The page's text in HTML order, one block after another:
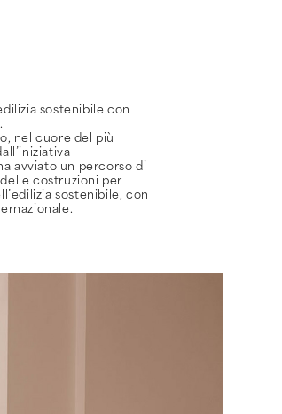
sostenibile con
nel cuore del più
avviato un percorso di
costruzioni per
sostenibile, con